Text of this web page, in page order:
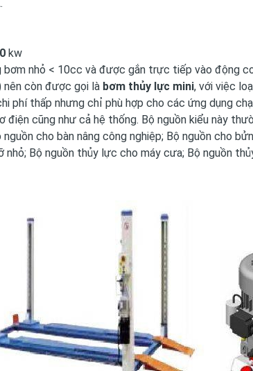
-41%
Máy lọc dầu nhớt AFO8M-
48,990,000đ
82,360,000đ
kw
nhỏ < 10cc và được gắn trực tiếp vào động
nên còn được gọi là bơm thủy lực mini, với việc
phí thấp nhưng chỉ phù hợp cho các ứng dụng
điện cũng như cả hệ thống. Bộ nguồn kiểu này
cho bàn nâng công nghiệp; Bộ nguồn cho
nhỏ; Bộ nguồn thủy lực cho máy cưa; Bộ nguồn